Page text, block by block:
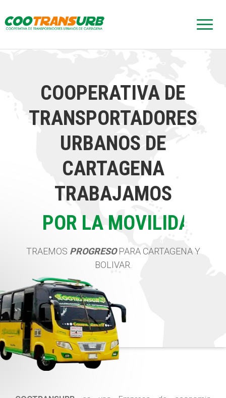
Toggle
COOPERATIVA DE
TRANSPORTADORES
URBANOS DE
CARTAGENA
TRABAJAMOS
POR CARTAGENA
TRAEMOS PROGRESOPARA CARTAGENA Y
BOLIVAR.